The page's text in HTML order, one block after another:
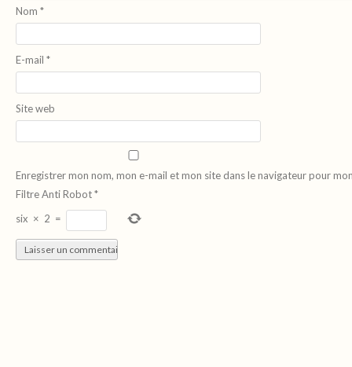
Nom *
E-mail *
Site web
Enregistrer mon nom, mon e-mail et mon site dans le navigateur pour
Filtre Anti Robot*
six × 2 =